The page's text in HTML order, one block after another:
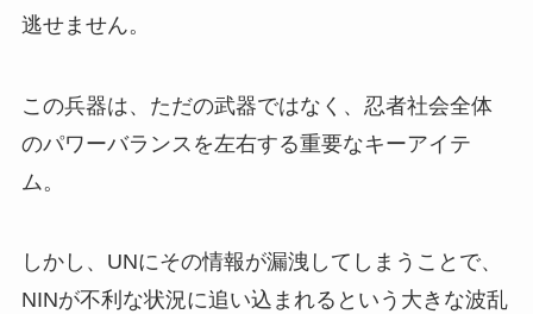
逃せません。
この兵器は、ただの武器ではなく、忍者社会全体
のパワーバランスを左右する重要なキーアイテ
ム。
しかし、UNにその情報が漏洩してしまうことで、
NINが不利な状況に追い込まれるという大きな波乱